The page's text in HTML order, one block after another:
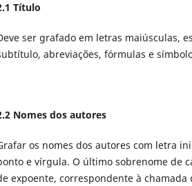
Título
ser grafado em letras maiúsculas,
abreviações, fórmulas e
Nomes dos autores
os nomes dos autores com letra
e vírgula. O último sobrenome de
expoente, correspondente à chamada